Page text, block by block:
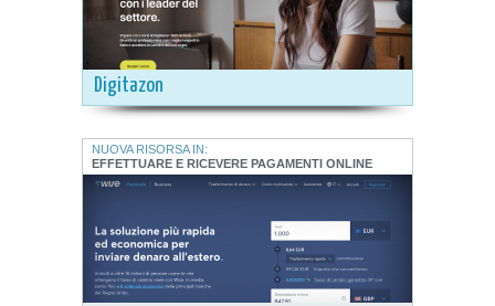
Digitazon
NUOVA RISORSA IN:
EFFETTUARE E RICEVERE PAGAMENTI ONLINE